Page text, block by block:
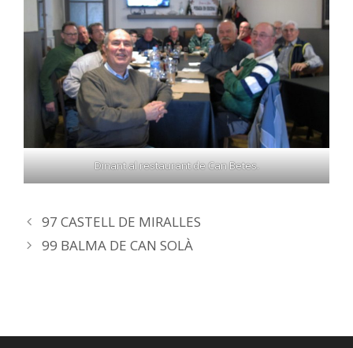
Dinant al restaurant de Can Betes.
97 CASTELL DE MIRALLES
99 BALMA DE CAN SOLÀ